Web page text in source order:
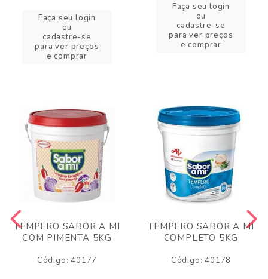
Faça seu login
ou
cadastre-se
para ver preços
e comprar
Faça seu login
ou
cadastre-se
para ver preços
e comprar
TEMPERO SABOR A MI
COM PIMENTA 5KG
Código: 40177
TEMPERO SABOR A MI
COMPLETO 5KG
Código: 40178